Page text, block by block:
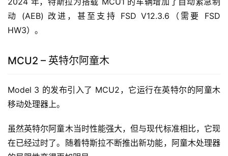
动 (AEB) 改进，甚至支持 FSD V12.3.6（需要 FSD
HW3）。
MCU2 – 英特尔阿童木
Model 3 的发布引入了 MCU2，它运行在英特尔的阿童木
移动处理器上。
虽然英特尔阿童木当时性能强大，但与现代标准相比，它现
在已经过时了。随着特斯拉不断推出新功能，阿童木处理器